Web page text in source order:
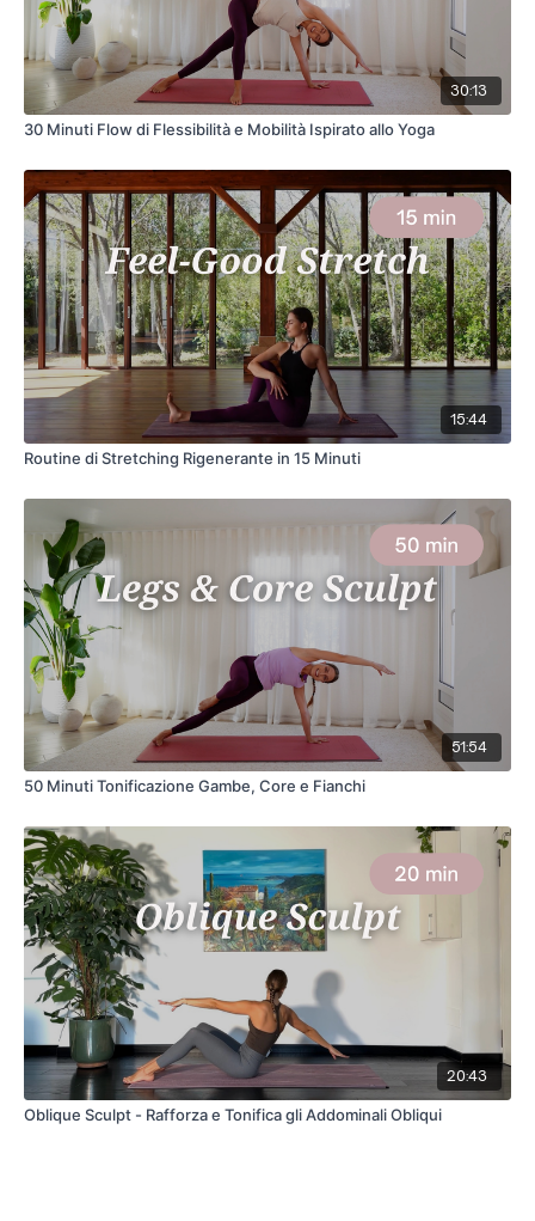
30:13
30 Minuti Flow di Flessibilità e Mobilità Ispirato allo Yoga
15:44
Routine di Stretching Rigenerante in 15 Minuti
51:54
50 Minuti Tonificazione Gambe, Core e Fianchi
20:43
Oblique Sculpt - Rafforza e Tonifica gli Addominali Obliqui